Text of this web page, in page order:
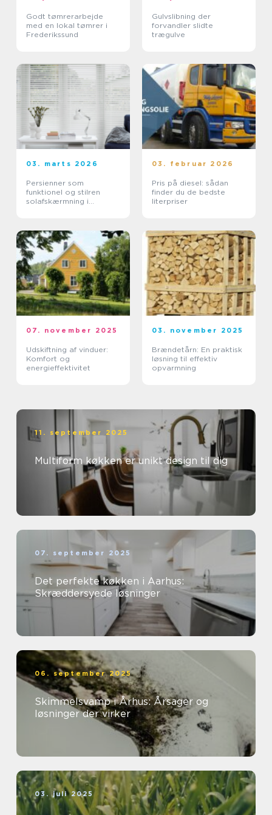
Godt tømrerarbejde
med en lokal tømrer i
Frederikssund
Gulvslibning der
forvandler slidte
trægulve
03. marts 2026
Persienner som
funktionel og stilren
solafskærmning i
03. februar 2026
Pris på diesel: sådan
finder du de bedste
literpriser
07. november 2025
Udskiftning af vinduer:
Komfort og
energieffektivitet
03. november 2025
Brændetårn: En praktisk
løsning til effektiv
opvarmning
11. september 2025
Multiform køkken er unikt design til dig
07. september 2025
Det perfekte køkken i Aarhus:
Skræddersyede løsninger
06. september 2025
Skimmelsvamp i Århus: Årsager og
løsninger der virker
03. juli 2025